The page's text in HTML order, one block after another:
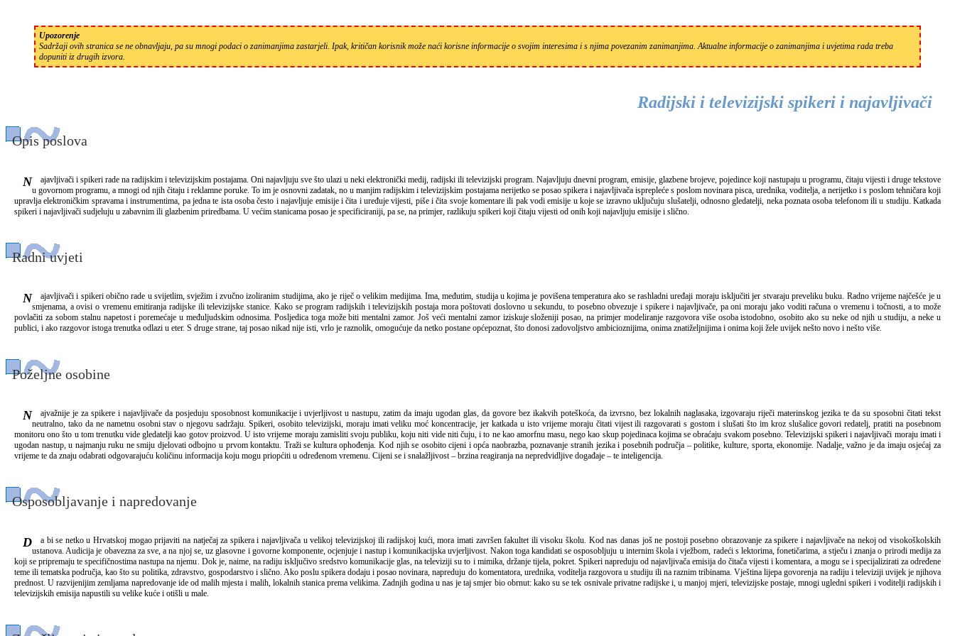
Upozorenje
Sadržaji ovih stranica se ne obnavljaju, pa su mnogi podaci o zanimanjima zastarjeli. Ipak, kritičan korisnik može naći korisne informacije o svojim interesima i s njima povezanim zanimanjima. Aktualne informacije o zanimanjima i uvjetima rada treba
dopuniti iz drugih izvora.
Radijski i televizijski spikeri i najavljivači
Opis poslova
Najavljivači i spikeri rade na radijskim i televizijskim postajama. Oni najavljuju sve što ulazi u neki elektronički medij, radijski ili televizijski program. Najavljuju dnevni program, emisije, glazbene brojeve, pojedince koji nastupaju u programu, čitaju vijesti i druge tekstove
u govornom programu, a mnogi od njih čitaju i reklamne poruke. To im je osnovni zadatak, no u manjim radijskim i televizijskim postajama nerijetko se posao spikera i najavljivača isprepleće s poslom novinara pisca, urednika, voditelja, a nerijetko i s poslom tehničara koji
upravlja elektroničkim spravama i instrumentima, pa jedna te ista osoba često i najavljuje emisije i čita i uređuje vijesti, piše i čita svoje komentare ili pak vodi emisije u koje se izravno uključuju slušatelji, odnosno gledatelji, neka poznata osoba telefonom ili u studiju. Katkada
spikeri i najavljivači sudjeluju u zabavnim ili glazbenim priredbama. U većim stanicama posao je specificiraniji, pa se, na primjer, razlikuju spikeri koji čitaju vijesti od onih koji najavljuju emisije i slično.
Radni uvjeti
Najavljivači i spikeri obično rade u svijetlim, svježim i zvučno izoliranim studijima, ako je riječ o velikim medijima. Ima, međutim, studija u kojima je povišena temperatura ako se rashladni uređaji moraju isključiti jer stvaraju preveliku buku. Radno vrijeme najčešće je u
smjenama, a ovisi o vremenu emitiranja radijske ili televizijske stanice. Kako se program radijskih i televizijskih postaja mora poštovati doslovno u sekundu, to posebno obvezuje i spikere i najavljivače, pa oni moraju jako voditi računa o vremenu i točnosti, a to može
povlačiti za sobom stalnu napetost i poremećaje u međuljudskim odnosima. Posljedica toga može biti mentalni zamor. Još veći mentalni zamor iziskuje složeniji posao, na primjer modeliranje razgovora više osoba istodobno, osobito ako su neke od njih u studiju, a neke u
publici, i ako razgovor istoga trenutka odlazi u eter. S druge strane, taj posao nikad nije isti, vrlo je raznolik, omogućuje da netko postane općepoznat, što donosi zadovoljstvo ambicioznijima, onima znatiželjnijima i onima koji žele uvijek nešto novo i nešto više.
Poželjne osobine
Najvažnije je za spikere i najavljivače da posjeduju sposobnost komunikacije i uvjerljivost u nastupu, zatim da imaju ugodan glas, da govore bez ikakvih poteškoća, da izvrsno, bez lokalnih naglasaka, izgovaraju riječi materinskog jezika te da su sposobni čitati tekst
neutralno, tako da ne nametnu osobni stav o njegovu sadržaju. Spikeri, osobito televizijski, moraju imati veliku moć koncentracije, jer katkada u isto vrijeme moraju čitati vijest ili razgovarati s gostom i slušati što im kroz slušalice govori redatelj, pratiti na posebnom
monitoru ono što u tom trenutku vide gledatelji kao gotov proizvod. U isto vrijeme moraju zamisliti svoju publiku, koju niti vide niti čuju, i to ne kao amorfnu masu, nego kao skup pojedinaca kojima se obraćaju svakom posebno. Televizijski spikeri i najavljivači moraju imati i
ugodan nastup, u najmanju ruku ne smiju djelovati odbojno u prvom kontaktu. Traži se kultura ophođenja. Kod njih se osobito cijeni i opća naobrazba, poznavanje stranih jezika i posebnih područja – politike, kulture, sporta, ekonomije. Nadalje, važno je da imaju osjećaj za
vrijeme te da znaju odabrati odgovarajuću količinu informacija koju mogu priopćiti u određenom vremenu. Cijeni se i snalažljivost – brzina reagiranja na nepredvidljive događaje – te inteligencija.
Osposobljavanje i napredovanje
Da bi se netko u Hrvatskoj mogao prijaviti na natječaj za spikera i najavljivača u velikoj televizijskoj ili radijskoj kući, mora imati završen fakultet ili visoku školu. Kod nas danas još ne postoji posebno obrazovanje za spikere i najavljivače na nekoj od visokoškolskih
ustanova. Audicija je obavezna za sve, a na njoj se, uz glasovne i govorne komponente, ocjenjuje i nastup i komunikacijska uvjerljivost. Nakon toga kandidati se osposobljuju u internim škola i vježbom, radeći s lektorima, fonetičarima, a stječu i znanja o prirodi medija za
koji se pripremaju te specifičnostima nastupa na njemu. Dok je, naime, na radiju isključivo sredstvo komunikacije glas, na televiziji su to i mimika, držanje tijela, pokret. Spikeri napreduju od najavljivača emisija do čitača vijesti i komentara, a mogu se i specijalizirati za određene
teme ili tematska područja, kao što su politika, zdravstvo, gospodarstvo i slično. Ako poslu spikera dodaju i posao novinara, napreduju do komentatora, urednika, voditelja razgovora u studiju ili na raznim tribinama. Vještina lijepa govorenja na radiju i televiziji uvijek je njihova
prednost. U razvijenijim zemljama napredovanje ide od malih mjesta i malih, lokalnih stanica prema velikima. Zadnjih godina u nas je taj smjer bio obrnut: kako su se tek osnivale privatne radijske i, u manjoj mjeri, televizijske postaje, mnogi ugledni spikeri i voditelji radijskih i
televizijskih emisija napustili su velike kuće i otišli u male.